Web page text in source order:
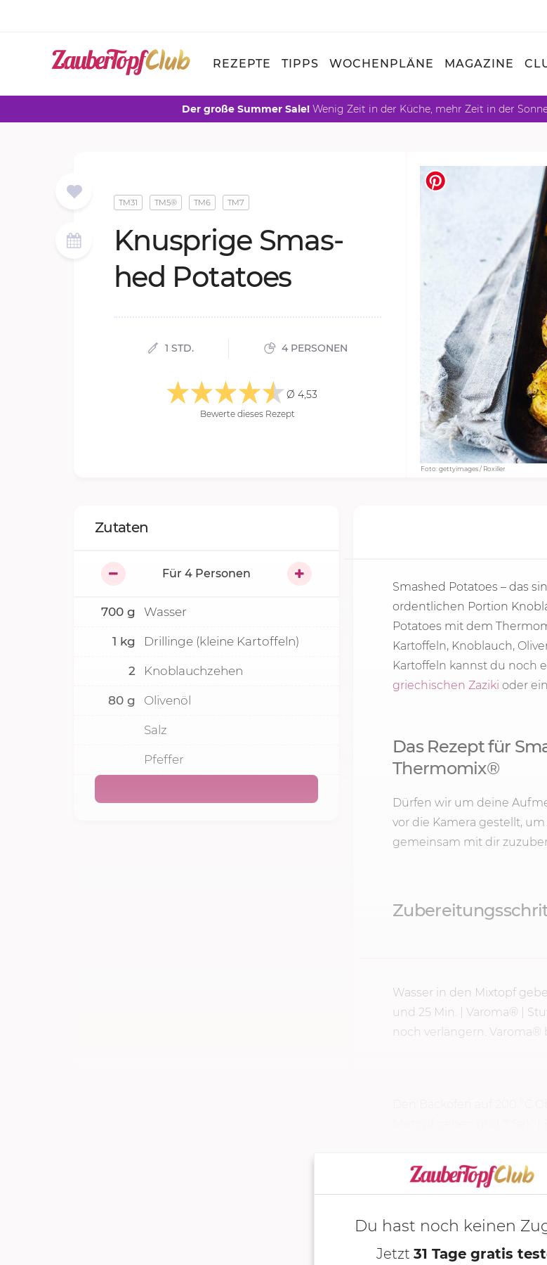
REZEPTE TIPPS WOCHENPLÄNE MAGAZINE
Der große Summer Sale! Wenig Zeit in der Küche, mehr Zeit in der
Foto: gettyimages / Roxiller
TM31 TM5® TM6 TM7
Knusp­ri­ge Smas­
hed Po­ta­to­es
1 STD. 4 PERSONEN
Ø 4,53
Bewerte dieses Rezept
Smashed Potatoes – das
ordentlichen Portion
Potatoes mit dem
Kartoffeln, Knoblauch,
Kartoffeln kannst du noch
griechischen Zaziki oder
Das Rezept für
Thermomix®
Dürfen wir um deine
vor die Kamera gestellt, um
gemeinsam mit dir
Wasser in den Mixtopf
und 25 Min. | Varoma® |
noch verlängern. Varoma®
Zutaten
Für 4 Personen
700 g Wasser
1 kg Drillinge (kleine Kartoffeln)
2 Knoblauchzehen
80 g Olivenöl
Salz
Pfeffer
Du hast noch keinen
Jetzt 31 Tage gratis